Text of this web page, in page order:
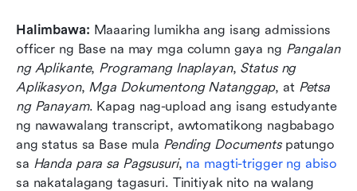
Halimbawa: Maaaring lumikha ang isang admissions
officer ng Base na may mga column gaya ng Pangalan
ng Aplikante, Programang Inaplayan, Status ng
Aplikasyon, Mga Dokumentong Natanggap, at Petsa
ng Panayam. Kapag nag-upload ang isang estudyante
ng nawawalang transcript, awtomatikong nagbabago
ang status sa Base mula Pending Documents patungo
sa Handa para sa Pagsusuri, na magti-trigger ng abiso
sa nakatalagang tagasuri. Tinitiyak nito na walang